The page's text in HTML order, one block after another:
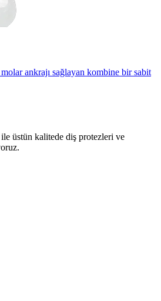
ankrajı sağlayan kombine bir sabit
üstün kalitede diş protezleri ve